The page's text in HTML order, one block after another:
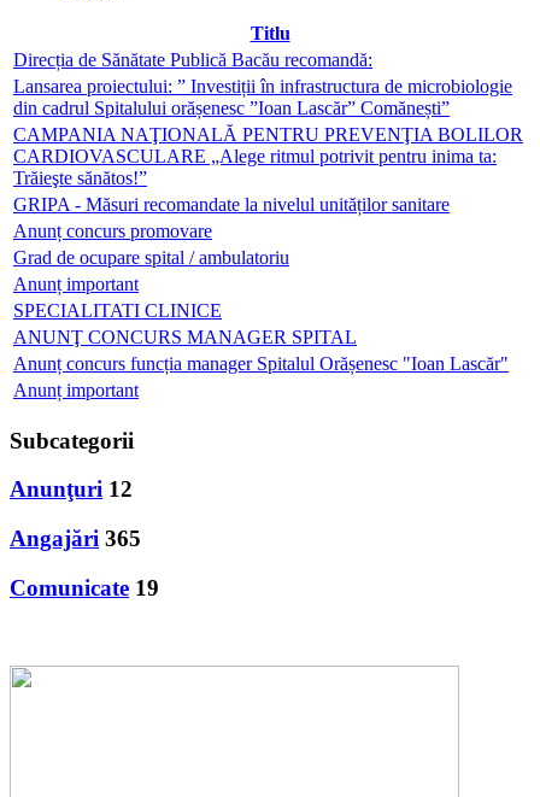
Titlu
Direcția de Sănătate Publică Bacău recomandă:
Lansarea proiectului: ” Investiții în infrastructura de microbiologie
din cadrul Spitalului orășenesc ”Ioan Lascăr” Comănești”
CAMPANIA NAŢIONALĂ PENTRU PREVENŢIA BOLILOR
CARDIOVASCULARE „Alege ritmul potrivit pentru inima ta:
Trăieşte sănătos!”
GRIPA - Măsuri recomandate la nivelul unităților sanitare
Anunț concurs promovare
Grad de ocupare spital / ambulatoriu
Anunț important
SPECIALITATI CLINICE
ANUNŢ CONCURS MANAGER SPITAL
Anunț concurs funcția manager Spitalul Orășenesc "Ioan Lascăr"
Anunț important
Subcategorii
Anunţuri 12
Angajări 365
Comunicate 19